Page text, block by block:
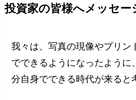
投資家の皆様へメッセー
我々は、写真の現像やプリン
でできるようになったように
分自身でできる時代が来ると